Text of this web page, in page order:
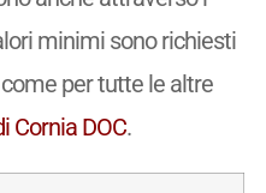
minimi sono richiesti
per tutte le altre
Cornia DOC.